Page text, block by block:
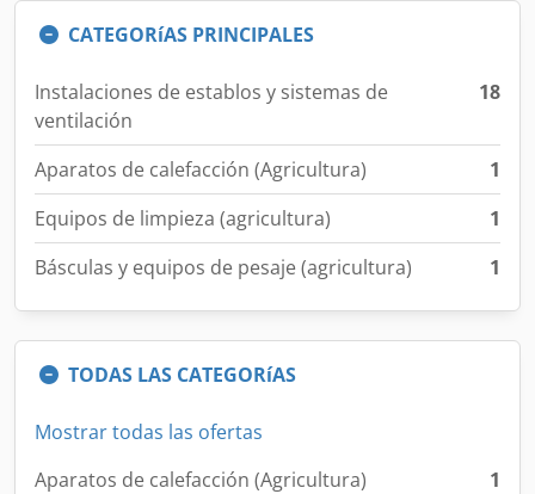
CATEGORíAS PRINCIPALES
Instalaciones de establos y sistemas de
ventilación
18
Aparatos de calefacción (Agricultura)
1
Equipos de limpieza (agricultura)
1
Básculas y equipos de pesaje (agricultura)
1
TODAS LAS CATEGORíAS
Mostrar todas las ofertas
Aparatos de calefacción (Agricultura)
1